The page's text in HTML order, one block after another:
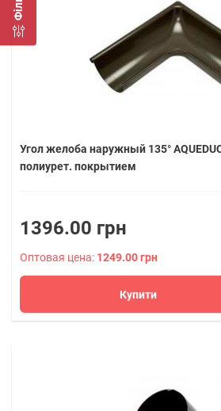
Угол желоба наружный 135°
полиурет. покрытием
1396.00 грн
Оптовая цена: 1249.00 грн
Купити